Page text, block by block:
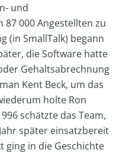
und
000 Angestellten zu
(in SmallTalk) begann
die Software hatte
Gehaltsabrechnung
Kent Beck, um das
holte Ron
schätzte das Team,
später einsatzbereit
ging in die Geschichte